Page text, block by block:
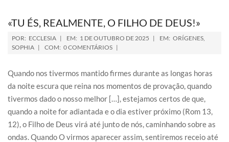
«TU ÉS, REALMENTE, O FILHO DE DEUS!»
POR: ECCLESIA EM: 1 DE OUTUBRO DE 2025 EM: ORÍGENES,
SOPHIA
COM: 0 COMENTÁRIOS
Quando nos tivermos mantido firmes durante as longas horas
da noite escura que reina nos momentos de provação, quando
tivermos dado o nosso melhor […], estejamos certos de que,
quando a noite for adiantada e o dia estiver próximo (Rom 13,
12), o Filho de Deus virá até junto de nós, caminhando sobre as
ondas. Quando O virmos aparecer assim, sentiremos receio até